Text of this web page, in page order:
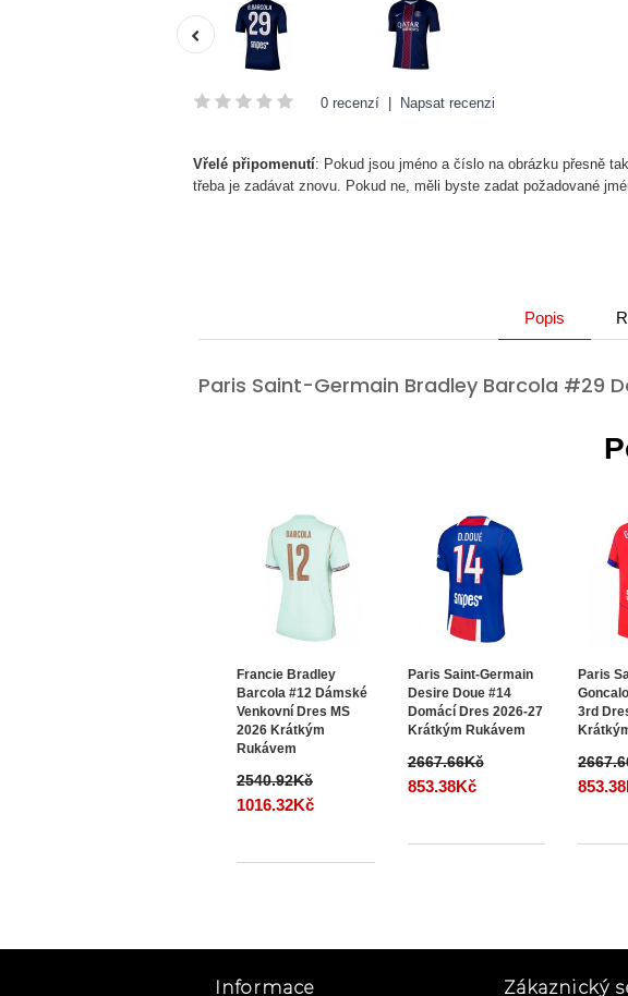
0 recenzí Napsat recenzi
Vřelé připomenutí: Pokud jsou jméno a číslo na obrázku přesně
třeba je zadávat znovu. Pokud ne, měli byste zadat požadované
Popis
Paris Saint-Germain Bradley Barcola #29
Francie Bradley
Barcola #12 Dámské
Venkovní Dres MS
2026 Krátkým
Rukávem
2540.92Kč
1016.32Kč
Paris Saint-Germain
Desire Doue #14
Domácí Dres 2026-27
Krátkým Rukávem
2667.66Kč
853.38Kč
Paris
3rd
Informace Zákaznický